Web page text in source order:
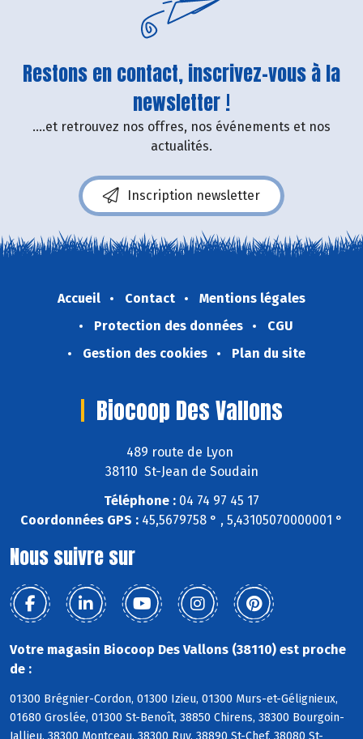
Restons en contact, inscrivez-vous à la
newsletter !
....et retrouvez nos offres, nos événements et nos
actualités.
Inscription newsletter
Accueil Contact
Mentions légales
Protection des données
CGU
Gestion des cookies
Plan du site
Biocoop Des Vallons
489 route de Lyon
38110 St-Jean de Soudain
Téléphone : 04 74 97 45 17
Coordonnées GPS : 45,5679758 ° , 5,43105070000001 °
Nous suivre sur
Votre magasin Biocoop Des Vallons (38110) est proche
de :
01300 Brégnier-Cordon, 01300 Izieu, 01300 Murs-et-Gélignieux,
01680 Groslée, 01300 St-Benoît, 38850 Chirens, 38300 Bourgoin-